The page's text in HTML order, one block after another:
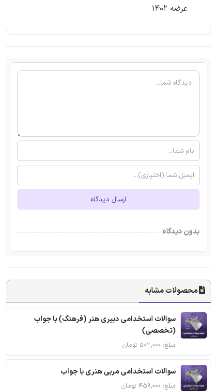
عرضه 1402
ارسال دیدگاه
بدون دیدگاه
محصولات مشابه
سوالات استخدامی دبیری هنر (فرهنگ) با جواب
(تخصصی)
مبلغ: ۵۰۲,۰۰۰ تومان
سوالات استخدامی مربی هنری با جواب
مبلغ: ۴۵۹,۰۰۰ تومان